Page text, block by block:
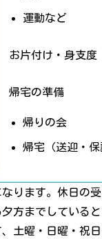
運動など
お片付け・身支度
帰宅の準備
帰りの会
帰宅（送迎・保
ります。休日の
方までしている
土曜・日曜・祝